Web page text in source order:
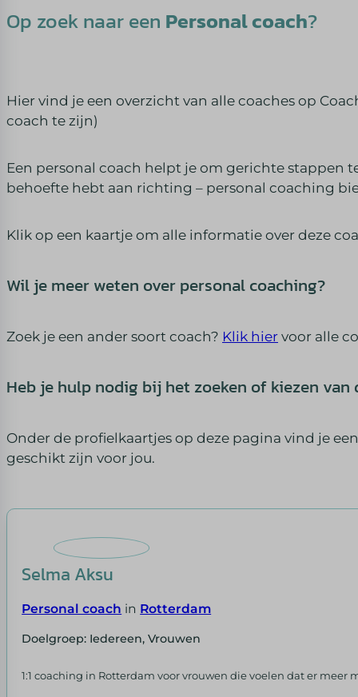
Op zoek naar een Personal coach?
Hier vind je een overzicht van alle coaches op
coach te zijn)
Een personal coach helpt je om gerichte stappen
behoefte hebt aan richting – personal coaching
Klik op een kaartje om alle informatie over deze
Wil je meer weten over personal coaching?
Zoek je een ander soort coach? Klik hiervoor alle
Heb je hulp nodig bij het zoeken of kiezen
Onder de profielkaartjes op deze pagina vind je
geschikt zijn voor jou.
Selma Aksu
Personal coach in Rotterdam
Doelgroep: Iedereen, Vrouwen
1:1 coaching in Rotterdam voor vrouwen die voelen dat er